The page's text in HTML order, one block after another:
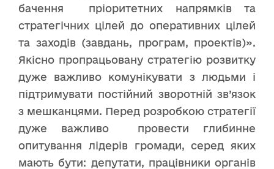
бачення пріоритетних напрямків та
стратегічних цілей до оперативних цілей
та заходів (завдань, програм, проектів)».
Якісно пропрацьовану стратегію розвитку
дуже важливо комунікувати з людьми і
підтримувати постійний зворотній зв’язок
з мешканцями. Перед розробкою стратегії
дуже важливо провести глибинне
опитування лідерів громади, серед яких
мають бути: депутати, працівники органів